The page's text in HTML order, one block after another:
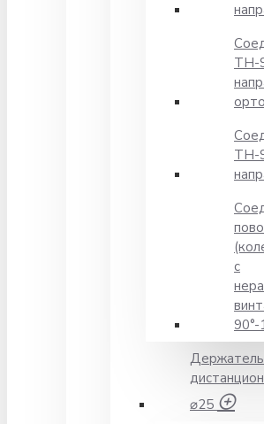
TH-
TH-
с
90°-
Держатель
⌀25